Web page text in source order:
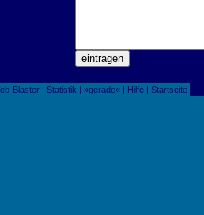
Blaster| Statistik | »gerade«| Hilfe| Startseite